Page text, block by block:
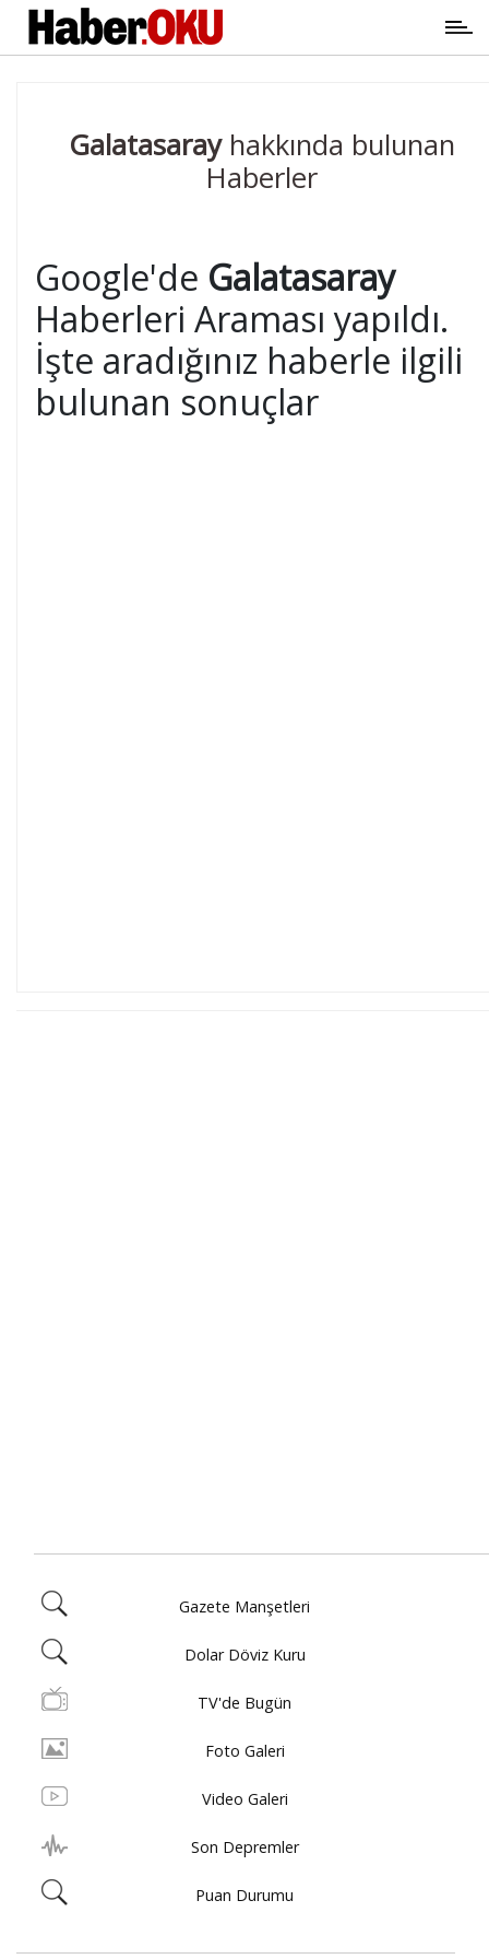
Galatasarayhakkında bulunan
Haberler
Google'de Galatasaray
Haberleri Araması yapıldı.
İşte aradığınız haberle ilgili
bulunan sonuçlar
Gazete Manşetleri
Dolar Döviz Kuru
TV'de Bugün
Foto Galeri
Video Galeri
Son Depremler
Puan Durumu